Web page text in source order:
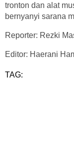
tronton dan alat
bernyanyi sarana
Reporter: Rezki
Editor: Haerani
TAG: